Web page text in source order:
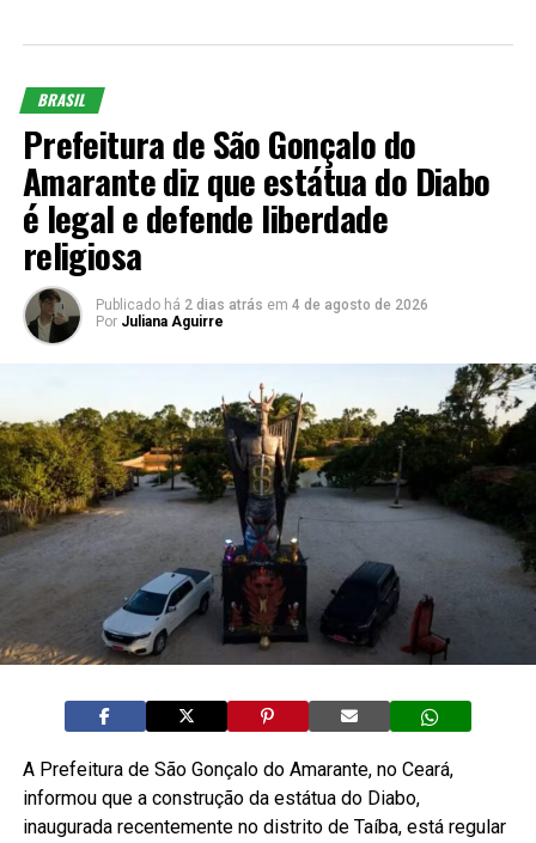
BRASIL
Prefeitura de São Gonçalo do
Amarante diz que estátua do Diabo
é legal e defende liberdade
religiosa
Publicado há 2 dias atrás em 4 de agosto de 2026
Por Juliana Aguirre
A Prefeitura de São Gonçalo do Amarante, no Ceará,
informou que a construção da estátua do Diabo,
inaugurada recentemente no distrito de Taíba, está regular